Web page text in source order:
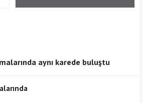
aynı karede buluştu